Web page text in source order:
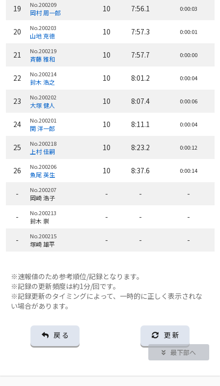
19 No.200209
岡村 周一郎 10 7:56.1 0:00:03
20 No.200203
山地 克徳 10 7:57.3 0:00:01
21 No.200219
斉藤 雅和 10 7:57.7 0:00:00
22 No.200214
鈴木 浩之 10 8:01.2 0:00:04
23 No.200202
大塚 健人 10 8:07.4 0:00:06
24 No.200201
関 洋一郎 10 8:11.1 0:00:04
25 No.200218
上村 佳嗣 10 8:23.2 0:00:12
26 No.200206
魚尾 英生 10 8:37.6 0:00:14
- No.200207
岡崎 浩子 - - -
- No.200213
鈴木 崇 - - -
- No.200215
塚崎 雄平 - - -
※速報値のため参考順位/記録となります。
※記録の更新頻度は約1分/回です。
※記録更新のタイミングによって、一時的に正しく表示されな
い場合があります。
戻 る 更 新
最下部へ